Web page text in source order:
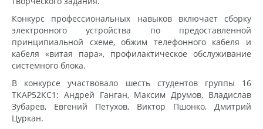
Конкурс профессиональных навыков включает сборку
электронного устройства по предоставленной
принципиальной схеме, обжим телефонного кабеля и
кабеля «витая пара», профилактическое обслуживание
системного блока.
В конкурсе участвовало шесть студентов группы 16
ТКАР52КС1: Андрей Ганган, Максим Друмов, Владислав
Зубарев, Евгений Петухов, Виктор Пшонко, Дмитрий
Цуркан.